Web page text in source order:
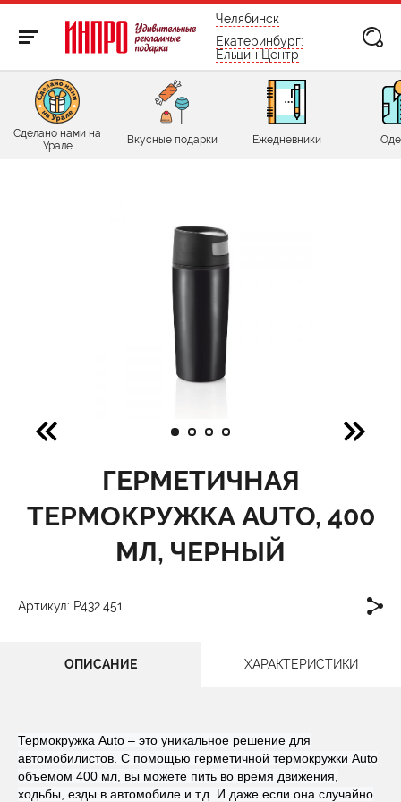
бесплатно по России
Челябинск
Екатеринбург:
Ельцин Центр
Сделано нами на
Урале
Вкусные подарки Ежедневники
ГЕРМЕТИЧНАЯ
ТЕРМОКРУЖКА AUTO, 400
МЛ, ЧЕРНЫЙ
Артикул: P432.451
ОПИСАНИЕ ХАРАКТЕРИСТИКИ
Термокружка Auto – это уникальное решение для
автомобилистов. С помощью герметичной термокружки Auto
объемом 400 мл, вы можете пить во время движения,
ходьбы, езды в автомобиле и т.д. И даже если она случайно